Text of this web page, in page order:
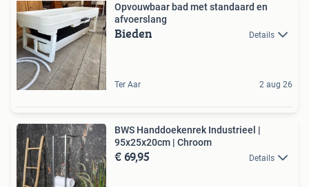
Opvouwbaar bad met standaard en
afvoerslang
Bieden Details
Ter Aar 2 aug 26
BWS Handdoekenrek Industrieel |
95x25x20cm | Chroom
€ 69,95 Details